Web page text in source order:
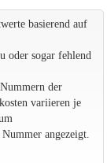
basierend auf
oder sogar fehlend
der
variieren je
angezeigt.